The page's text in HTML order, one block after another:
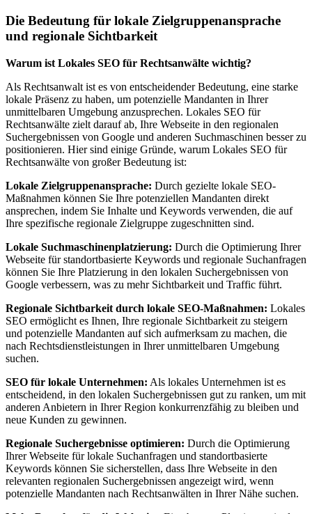
Die Bedeutung für lokale Zielgruppenansprache
und regionale Sichtbarkeit
Warum ist Lokales SEO für Rechtsanwälte wichtig?
Als Rechtsanwalt ist es von entscheidender Bedeutung, eine starke
lokale Präsenz zu haben, um potenzielle Mandanten in Ihrer
unmittelbaren Umgebung anzusprechen. Lokales SEO für
Rechtsanwälte zielt darauf ab, Ihre Webseite in den regionalen
Suchergebnissen von Google und anderen Suchmaschinen besser zu
positionieren. Hier sind einige Gründe, warum Lokales SEO für
Rechtsanwälte von großer Bedeutung ist:
Lokale Zielgruppenansprache: Durch gezielte lokale SEO-
Maßnahmen können Sie Ihre potenziellen Mandanten direkt
ansprechen, indem Sie Inhalte und Keywords verwenden, die auf
Ihre spezifische regionale Zielgruppe zugeschnitten sind.
Lokale Suchmaschinenplatzierung: Durch die Optimierung Ihrer
Webseite für standortbasierte Keywords und regionale Suchanfragen
können Sie Ihre Platzierung in den lokalen Suchergebnissen von
Google verbessern, was zu mehr Sichtbarkeit und Traffic führt.
Regionale Sichtbarkeit durch lokale SEO-Maßnahmen: Lokales
SEO ermöglicht es Ihnen, Ihre regionale Sichtbarkeit zu steigern
und potenzielle Mandanten auf sich aufmerksam zu machen, die
nach Rechtsdienstleistungen in Ihrer unmittelbaren Umgebung
suchen.
SEO für lokale Unternehmen: Als lokales Unternehmen ist es
entscheidend, in den lokalen Suchergebnissen gut zu ranken, um mit
anderen Anbietern in Ihrer Region konkurrenzfähig zu bleiben und
neue Kunden zu gewinnen.
Regionale Suchergebnisse optimieren: Durch die Optimierung
Ihrer Webseite für lokale Suchanfragen und standortbasierte
Keywords können Sie sicherstellen, dass Ihre Webseite in den
relevanten regionalen Suchergebnissen angezeigt wird, wenn
potenzielle Mandanten nach Rechtsanwälten in Ihrer Nähe suchen.